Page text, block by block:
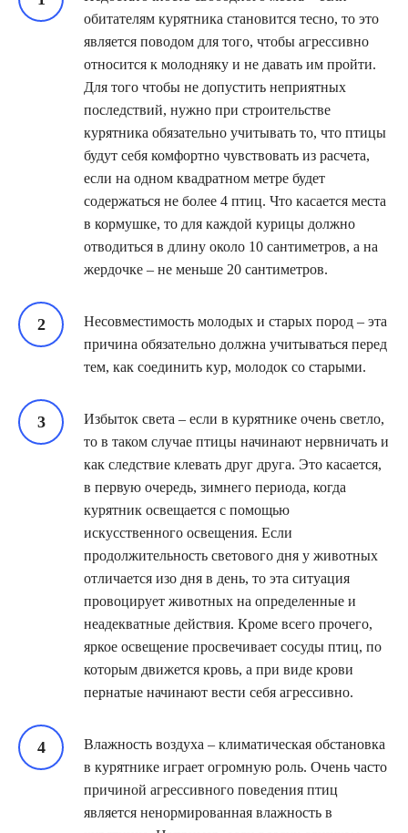
обитателям курятника становится тесно, то это
является поводом для того, чтобы агрессивно
относится к молодняку и не давать им пройти.
Для того чтобы не допустить неприятных
последствий, нужно при строительстве
курятника обязательно учитывать то, что птицы
будут себя комфортно чувствовать из расчета,
если на одном квадратном метре будет
содержаться не более 4 птиц. Что касается места
в кормушке, то для каждой курицы должно
отводиться в длину около 10 сантиметров, а на
жердочке – не меньше 20 сантиметров.
Несовместимость молодых и старых пород – эта
причина обязательно должна учитываться перед
тем, как соединить кур, молодок со старыми.
Избыток света – если в курятнике очень светло,
то в таком случае птицы начинают нервничать и
как следствие клевать друг друга. Это касается,
в первую очередь, зимнего периода, когда
курятник освещается с помощью
искусственного освещения. Если
продолжительность светового дня у животных
отличается изо дня в день, то эта ситуация
провоцирует животных на определенные и
неадекватные действия. Кроме всего прочего,
яркое освещение просвечивает сосуды птиц, по
которым движется кровь, а при виде крови
пернатые начинают вести себя агрессивно.
Влажность воздуха – климатическая обстановка
в курятнике играет огромную роль. Очень часто
причиной агрессивного поведения птиц
является ненормированная влажность в